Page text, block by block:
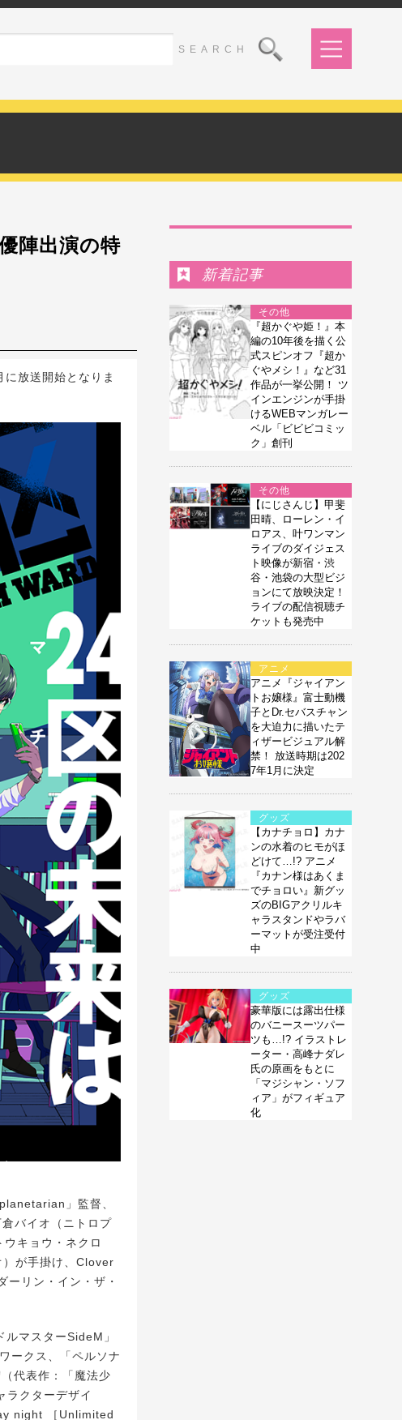
陣出演の特
放送開始となりま
」監督、
バイオ（ニトロプ
キョウ・ネクロ
）が手掛け、Clover
リン・イン・ザ・
マスターSideM」
ークス、「ペルソナ
代表作：「魔法少
ラクターデザイ
night ［Unlimited
新着記事
その他
『超かぐや姫！』本
編の10年後を描く公
式スピンオフ『超か
ぐやメシ！』など31
作品が一挙公開！ ツ
インエンジンが手掛
けるWEBマンガレー
ベル「ビビビコミッ
ク」創刊
その他
【にじさんじ】甲斐
田晴、ローレン・イ
ロアス、叶ワンマン
ライブのダイジェス
ト映像が新宿・渋
谷・池袋の大型ビジ
ョンにて放映決定！
ライブの配信視聴チ
ケットも発売中
アニメ
アニメ『ジャイアン
トお嬢様』富士動機
子とDr.セバスチャン
を大迫力に描いたテ
ィザービジュアル解
禁！ 放送時期は202
7年1月に決定
グッズ
【カナチョロ】カナ
ンの水着のヒモがほ
どけて…!? アニメ
『カナン様はあくま
でチョロい』新グッ
ズのBIGアクリルキ
ャラスタンドやラバ
ーマットが受注受付
中
グッズ
豪華版には露出仕様
のバニースーツパー
ツも…!? イラストレ
ーター・高峰ナダレ
氏の原画をもとに
「マジシャン・ソフ
ィア」がフィギュア
化